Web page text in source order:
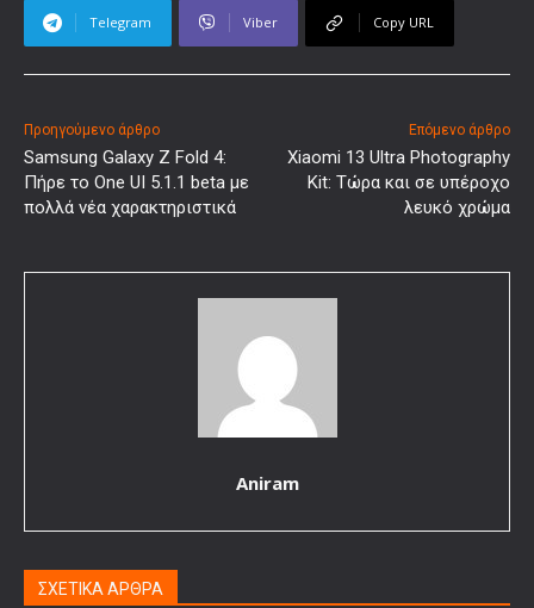
Telegram Viber Copy URL
Προηγούμενο άρθρο
Samsung Galaxy Z Fold 4:
Πήρε το One UI 5.1.1 beta με
πολλά νέα χαρακτηριστικά
Επόμενο άρθρο
Xiaomi 13 Ultra Photography
Kit: Τώρα και σε υπέροχο
λευκό χρώμα
Aniram
ΣΧΕΤΙΚΑ ΑΡΘΡΑ